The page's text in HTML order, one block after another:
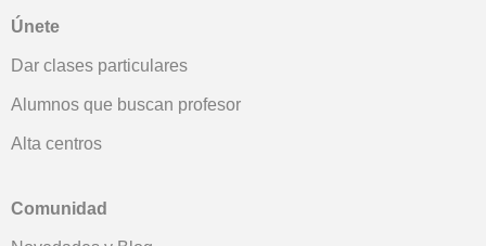
Únete
Dar clases particulares
Alumnos que buscan profesor
Alta centros
Comunidad